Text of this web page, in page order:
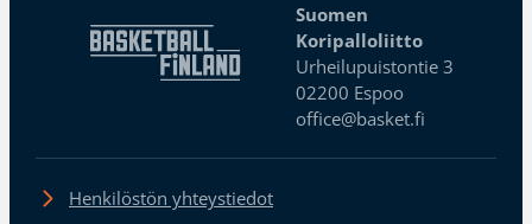
Suomen
Koripalloliitto
Urheilupuistontie 3
02200 Espoo
office@basket.fi
Henkilöstön yhteystiedot